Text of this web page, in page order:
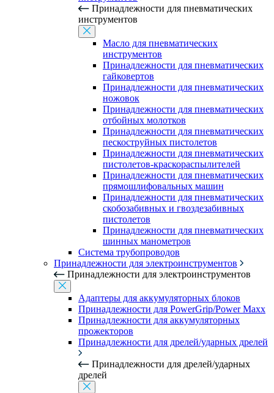
Принадлежности для пневматических
инструментов
Масло для пневматических
инструментов
Принадлежности для пневматических
гайковертов
Принадлежности для пневматических
ножовок
Принадлежности для пневматических
отбойных молотков
Принадлежности для пневматических
пескоструйных пистолетов
Принадлежности для пневматических
пистолетов-краскораспылителей
Принадлежности для пневматических
прямошлифовальных машин
Принадлежности для пневматических
скобозабивных и гвоздезабивных
пистолетов
Принадлежности для пневматических
шинных манометров
Система трубопроводов
Принадлежности для электроинструментов
Принадлежности для электроинструментов
Адаптеры для аккумуляторных блоков
Принадлежности для PowerGrip/Power Maxx
Принадлежности для аккумуляторных
прожекторов
Принадлежности для дрелей/ударных дрелей
Принадлежности для дрелей/ударных
дрелей